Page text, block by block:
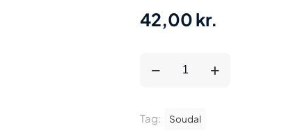
42,00kr.
fugemasse
Tag: Soudal